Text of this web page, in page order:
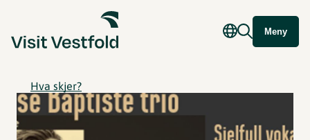
Meny
Hva skjer?